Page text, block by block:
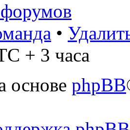
•
+ 3 часа
основе phpBB